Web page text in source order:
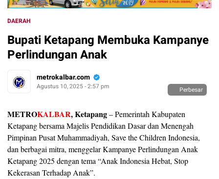
DAERAH
Bupati Ketapang Membuka Kampanye
Perlindungan Anak
metrokalbar.com
Agustus 10, 2025 - 2:57 pm Perbesar
METROKALBAR, Ketapang– Pemerintah Kabupaten
Ketapang bersama Majelis Pendidikan Dasar dan Menengah
Pimpinan Pusat Muhammadiyah, Save the Children Indonesia,
dan berbagai mitra, menggelar Kampanye Perlindungan Anak
Ketapang 2025 dengan tema “Anak Indonesia Hebat, Stop
Kekerasan Terhadap Anak”.